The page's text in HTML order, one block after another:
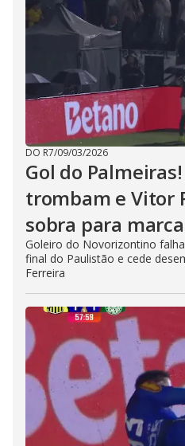
DO R7/09/03/2026
Gol do
trombam e Vitor
sobra para
Goleiro do Novorizontino
final do Paulistão e cede
Ferreira